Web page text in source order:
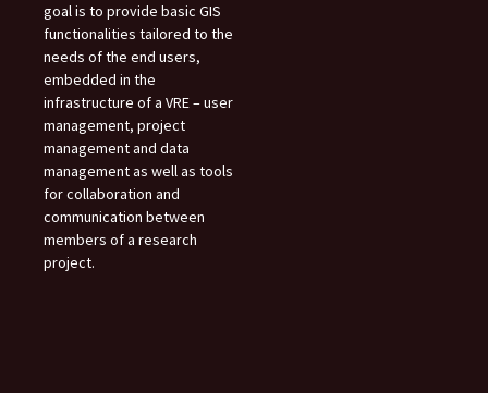
goal is to provide basic GIS
functionalities tailored to the
needs of the end users,
embedded in the
infrastructure of a VRE – user
management, project
management and data
management as well as tools
for collaboration and
communication between
members of a research
project.